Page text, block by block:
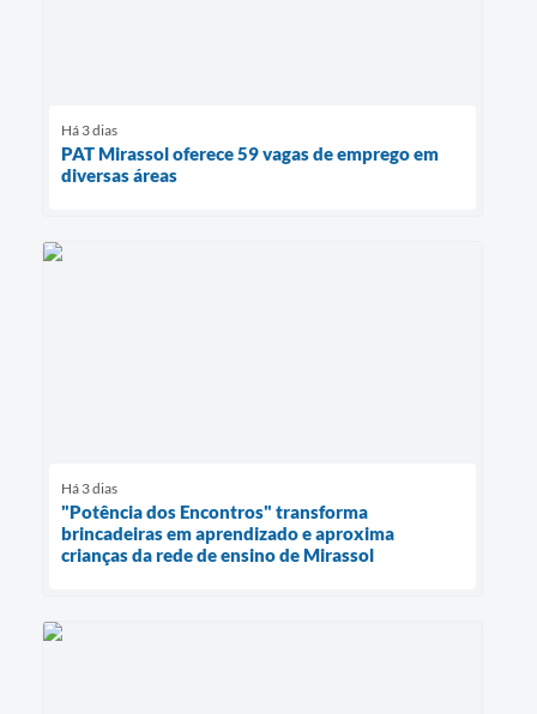
Há 3 dias
PAT Mirassol oferece 59 vagas de emprego em
diversas áreas
Há 3 dias
"Potência dos Encontros" transforma
brincadeiras em aprendizado e aproxima
crianças da rede de ensino de Mirassol